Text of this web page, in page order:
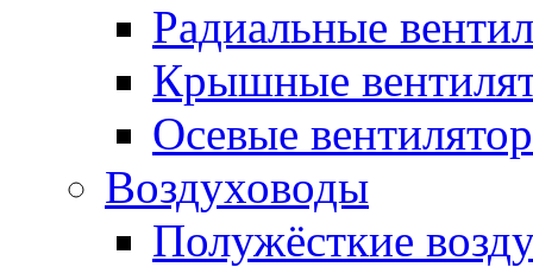
Радиальные
Крышные
Осевые
Воздуховоды
Полужёсткие